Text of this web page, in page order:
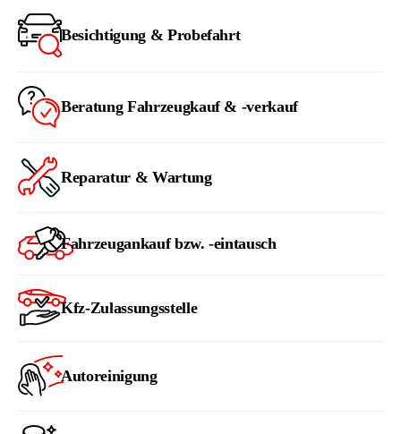
Besichtigung & Probefahrt
Beratung Fahrzeugkauf & -verkauf
Reparatur & Wartung
Fahrzeugankauf bzw. -eintausch
Kfz-Zulassungsstelle
Autoreinigung